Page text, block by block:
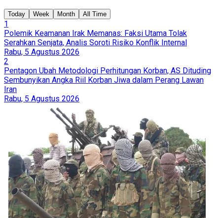
Today Week Month All Time
1
Polemik Keamanan Irak Memanas: Faksi Utama Tolak
Serahkan Senjata, Analis Soroti Risiko Konflik Internal
Rabu, 5 Agustus 2026
2
Pentagon Ubah Metodologi Perhitungan Korban, AS Dituding
Sembunyikan Angka Riil Korban Jiwa dalam Perang Lawan
Iran
Rabu, 5 Agustus 2026